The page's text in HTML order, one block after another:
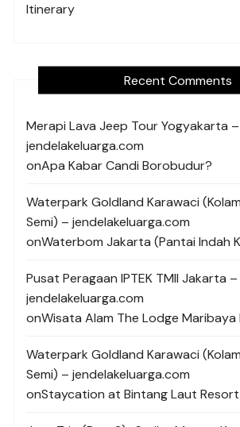
Itinerary
Recent Comments
Merapi Lava Jeep Tour Yogyakarta –
jendelakeluarga.com
onApa Kabar Candi Borobudur?
Waterpark Goldland Karawaci
Semi) – jendelakeluarga.com
onWaterbom Jakarta (Pantai Indah
Pusat Peragaan IPTEK TMII Jakarta –
jendelakeluarga.com
onWisata Alam The Lodge Maribaya
Waterpark Goldland Karawaci
Semi) – jendelakeluarga.com
onStaycation at Bintang Laut